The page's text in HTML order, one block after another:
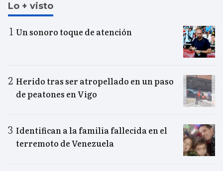
Lo + visto
Un sonoro toque de atención
Herido tras ser atropellado en un paso
de peatones en Vigo
Identifican a la familia fallecida en el
terremoto de Venezuela